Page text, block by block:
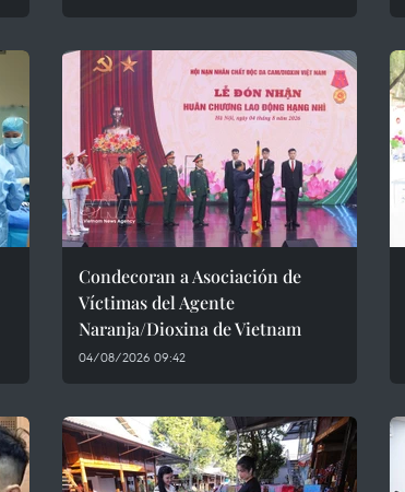
Condecoran a Asociación de
Víctimas del Agente
Naranja/Dioxina de Vietnam
04/08/2026 09:42